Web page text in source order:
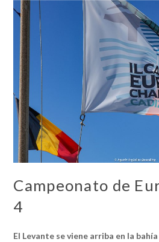
Campeonato de
4
El Levante se viene arriba en la